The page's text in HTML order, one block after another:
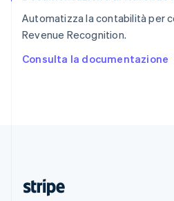
Automatizza la contabilità per
Revenue Recognition.
Consulta la documentazione
Spagna
EspañolEnglish
English Español简体中文